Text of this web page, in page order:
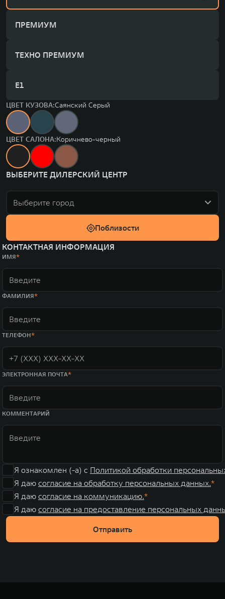
ПРЕМИУМ
ТЕХНО ПРЕМИУМ
Е1
ЦВЕТ КУЗОВА:Саянский Серый
ЦВЕТ САЛОНА:Коричнево-черный
ВЫБЕРИТЕ ДИЛЕРСКИЙ ЦЕНТР
Выберите город
Поблизости
КОНТАКТНАЯ ИНФОРМАЦИЯ
ИМЯ
ФАМИЛИЯ
ТЕЛЕФОН
ЭЛЕКТРОННАЯ ПОЧТА
КОММЕНТАРИЙ
Я ознакомлен (-а) с Политикой обработки
Я даю согласие на обработку персональных данных.
Я даю согласие на коммуникацию.
Я даю согласие на предоставление персональных
Отправить